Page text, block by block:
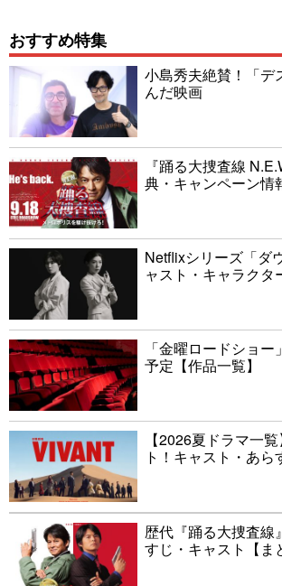
おすすめ特集
小島秀夫絶賛！「デ
んだ映画
『踊る大捜査線
典・キャンペーン情
Netflixシリーズ「ダ
ャスト・キャラクタ
「金曜ロードショ
予定【作品一覧】
【2026夏ドラマ一
ト！キャスト・あら
歴代『踊る大捜査線
すじ・キャスト【ま